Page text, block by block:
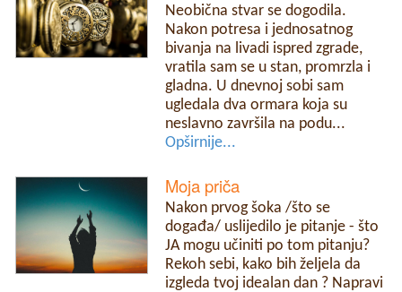
Neobična stvar se dogodila.
Nakon potresa i jednosatnog
bivanja na livadi ispred zgrade,
vratila sam se u stan, promrzla i
gladna. U dnevnoj sobi sam
ugledala dva ormara koja su
neslavno završila na podu...
Opširnije...
Moja priča
Nakon prvog šoka /što se
događa/ uslijedilo je pitanje - što
JA mogu učiniti po tom pitanju?
Rekoh sebi, kako bih željela da
izgleda tvoj idealan dan ? Napravi